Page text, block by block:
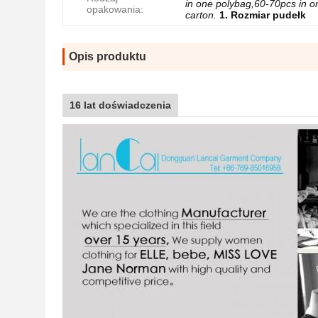
opakowania:
in one polybag,60-70pcs in
carton. 1. Rozmiar pudełk
Opis produktu
16 lat doświadczenia